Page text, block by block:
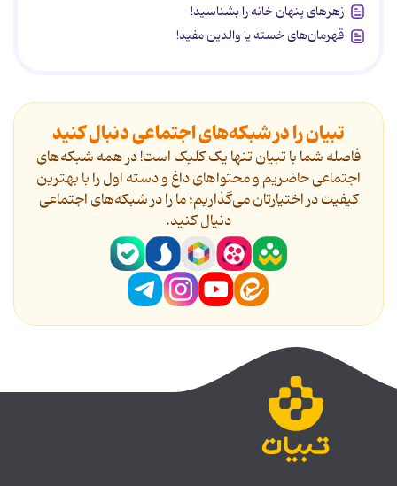
زهرهای پنهان خانه را بشناسید!
قهرمان‌های خسته یا والدین مفید!
تبیان را در شبکه‌های اجتماعی دنبال کنید
فاصله شما با تبیان تنها یک کلیک است! در همه شبکه‌های
اجتماعی حاضریم و محتواهای داغ و دسته اول را با بهترین
کیفیت در اختیارتان می‌گذاریم؛ ما را در شبکه‌های اجتماعی
دنیال کنید.